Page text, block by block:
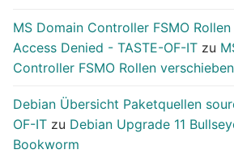
MS Domain Controller FSMO
Access Denied - TASTE-OF-IT zu
Controller FSMO Rollen verschieben
Debian Übersicht Paketquellen
OF-IT zu Debian Upgrade 11
Bookworm